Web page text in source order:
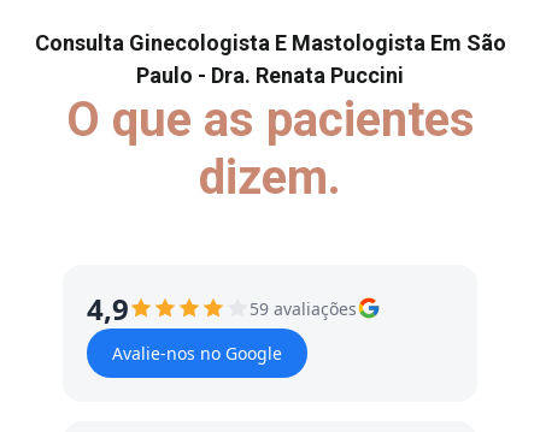
Consulta Ginecologista E Mastologista Em São
Paulo - Dra. Renata Puccini
O que as pacientes
dizem.
4,9
59 avaliações
Avalie-nos no Google